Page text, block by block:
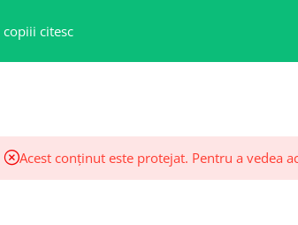
copiii citesc
Acest conținut este protejat. Pentru a vedea